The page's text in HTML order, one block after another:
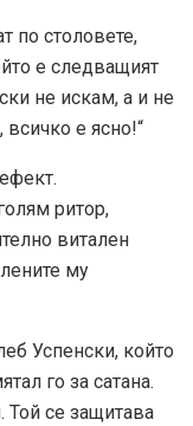
по столовете,
е следващият
не искам, а и не
е ясно!“
ритор,
витален
му
Успенски, който
го за сатана.
Той се защитава